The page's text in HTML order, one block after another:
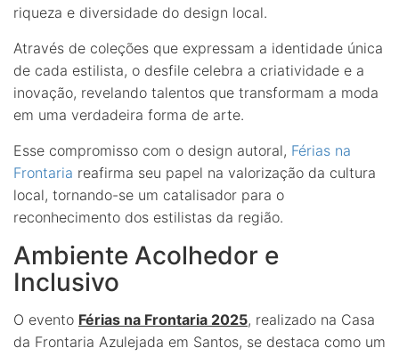
riqueza e diversidade do design local.
Através de coleções que expressam a identidade única
de cada estilista, o desfile celebra a criatividade e a
inovação, revelando talentos que transformam a moda
em uma verdadeira forma de arte.
Esse compromisso com o design autoral, Férias na
Frontaria reafirma seu papel na valorização da cultura
local, tornando-se um catalisador para o
reconhecimento dos estilistas da região.
Ambiente Acolhedor e
Inclusivo
O evento Férias na Frontaria 2025, realizado na Casa
da Frontaria Azulejada em Santos, se destaca como um